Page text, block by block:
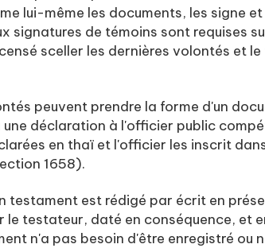
lui-même les documents, les signe et
signatures de témoins sont requises
sceller les dernières volontés et
peuvent prendre la forme d'un
déclaration à l'officier public
en thaï et l'officier les inscrit
1658).
testament est rédigé par écrit en
le testateur, daté en conséquence, et
n'a pas besoin d'être enregistré ou